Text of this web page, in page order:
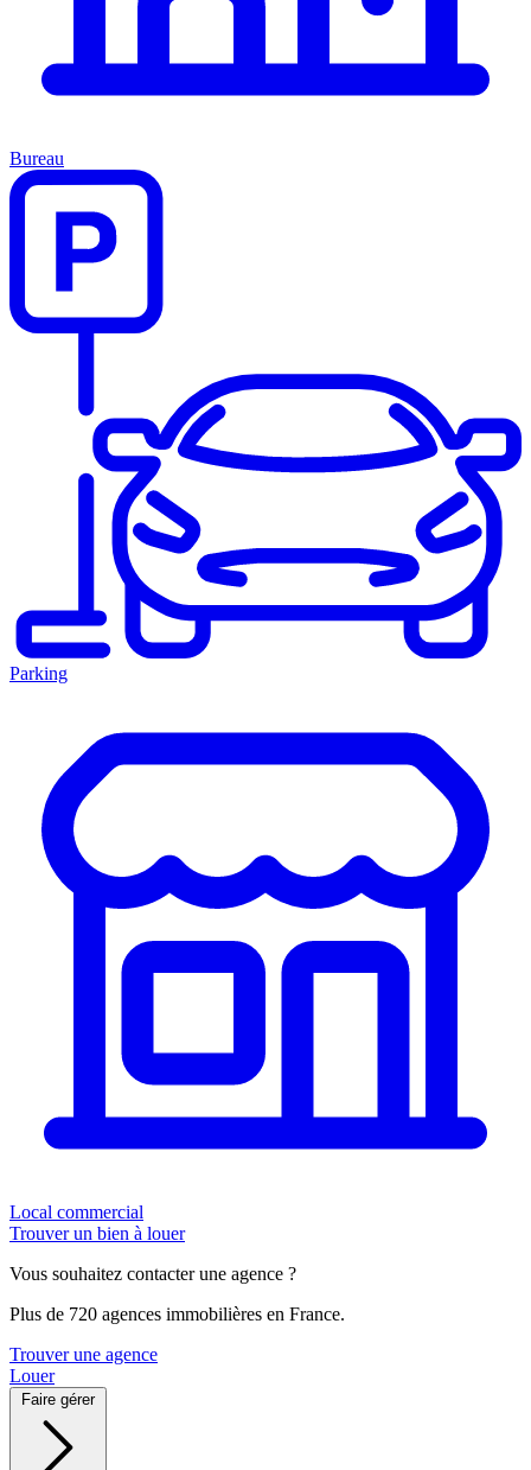
Bureau
Parking
Local commercial
Trouver un bien à louer
Vous souhaitez contacter une agence ?
Plus de 720 agences immobilières en France.
Trouver une agence
Louer
Faire gérer